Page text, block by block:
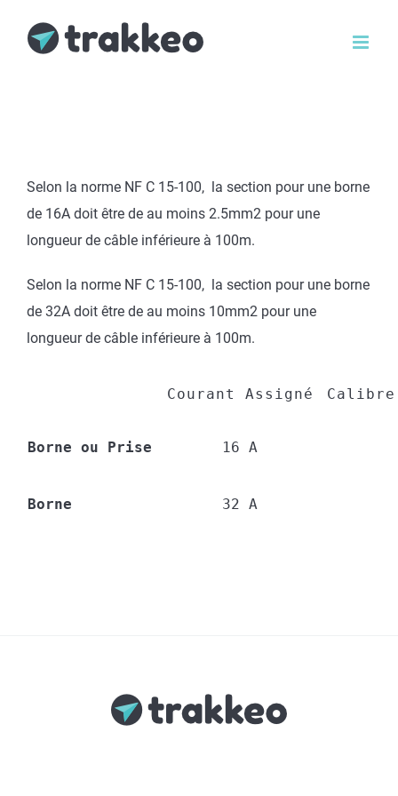
Selon la norme NF C 15-100, la section pour une borne
de 16A doit être de au moins 2.5mm2 pour une
longueur de câble inférieure à 100m.
Selon la norme NF C 15-100, la section pour une borne
de 32A doit être de au moins 10mm2 pour une
longueur de câble inférieure à 100m.
Courant Assigné
Borne ou Prise 16 A
Borne 32 A